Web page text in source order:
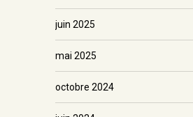
juin 2025
mai 2025
octobre 2024